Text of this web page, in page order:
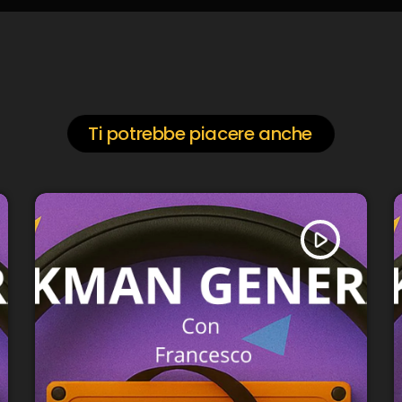
Ti potrebbe piacere anche
play_arrow